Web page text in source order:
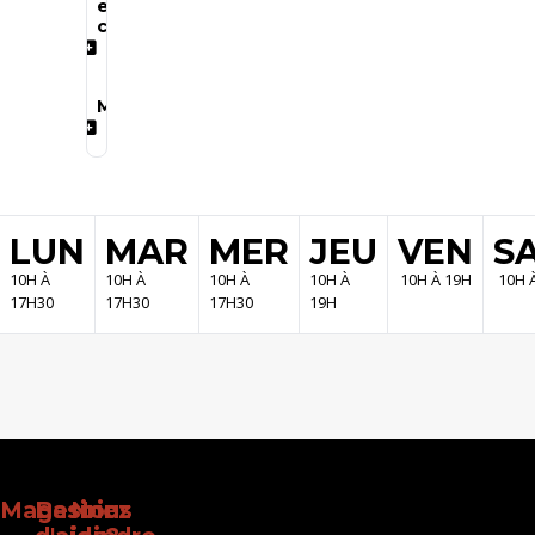
et
claviers
Marques
LUN
10H À
17H30
MAR
10H À
17H30
MER
10H À
17H30
JEU
10H À
19H
VEN
10H À 19H 10H
Magasinez
Besoin
Nous